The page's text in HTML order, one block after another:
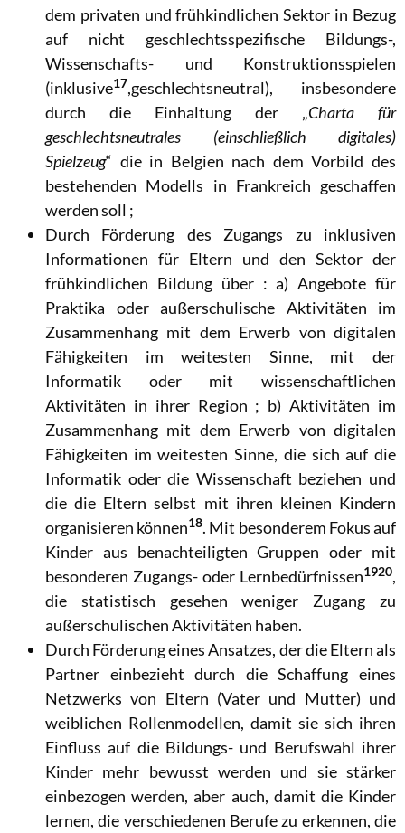
dem privaten und frühkindlichen Sektor in Bezug
auf nicht geschlechtsspezifische Bildungs-,
Wissenschafts- und Konstruktionsspielen
(inklusive17,geschlechtsneutral), insbesondere
durch die Einhaltung der „Charta für
geschlechtsneutrales (einschließlich digitales)
Spielzeug“ die in Belgien nach dem Vorbild des
bestehenden Modells in Frankreich geschaffen
werden soll ;
Durch Förderung des Zugangs zu inklusiven
Informationen für Eltern und den Sektor der
frühkindlichen Bildung über : a)Angebote für
Praktika oder außerschulische Aktivitäten im
Zusammenhang mit dem Erwerb von digitalen
Fähigkeiten im weitesten Sinne, mit der
Informatik oder mit wissenschaftlichen
Aktivitäten in ihrer Region ; b) Aktivitäten im
Zusammenhang mit dem Erwerb von digitalen
Fähigkeiten im weitesten Sinne, die sich auf die
Informatik oder die Wissenschaft beziehen und
die die Eltern selbst mit ihren kleinen Kindern
organisieren können18. Mit besonderem Fokus auf
Kinder aus benachteiligten Gruppen oder mit
besonderen Zugangs- oder Lernbedürfnissen1920,
die statistisch gesehen weniger Zugang zu
außerschulischen Aktivitäten haben.
Durch Förderung eines Ansatzes, der die Eltern als
Partner einbezieht durch die Schaffung eines
Netzwerks von Eltern (Vater und Mutter) und
weiblichen Rollenmodellen, damit sie sich ihren
Einfluss auf die Bildungs- und Berufswahl ihrer
Kinder mehr bewusst werden und sie stärker
einbezogen werden, aber auch, damit die Kinder
lernen, die verschiedenen Berufe zu erkennen, die